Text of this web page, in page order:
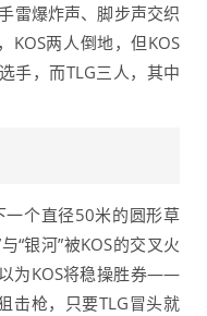
雷爆炸声、脚步声交织
KOS两人倒地，但KOS
，而TLG三人，其中
个直径50米的圆形草
“银河”被KOS的交叉火
为KOS将稳操胜券——
击枪，只要TLG冒头就